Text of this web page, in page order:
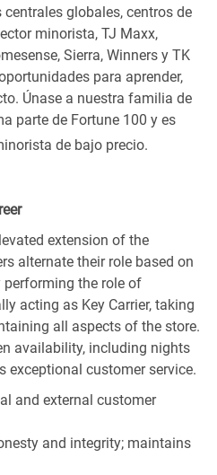
globales, centros de
minorista, TJ Maxx,
Sierra, Winners y TK
para aprender,
Únase a nuestra familia de
parte de Fortune 100 y es
de bajo precio.
extension of the
alternate their role based on
performing the role of
acting as Key Carrier, taking
all aspects of the store.
availability, including nights
exceptional customer service.
and external customer
and integrity; maintains